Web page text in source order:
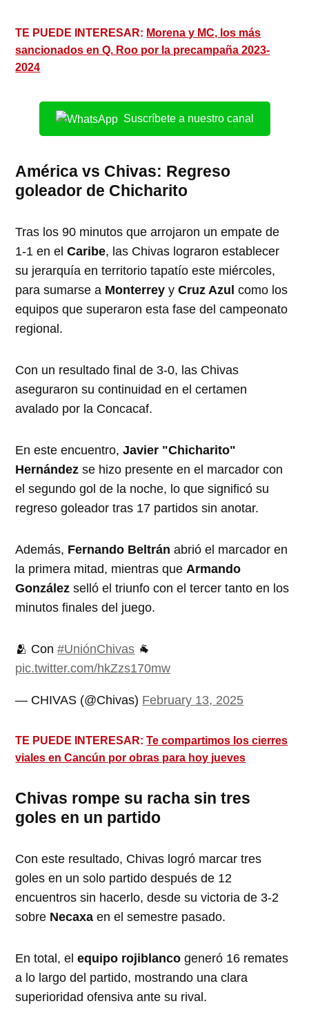
TE PUEDE INTERESAR: Morena y MC, los más
sancionados en Q. Roo por la precampaña 2023-
2024
Suscríbete a nuestro canal
América vs Chivas: Regreso
goleador de Chicharito
Tras los 90 minutos que arrojaron un empate de
1-1 en elCaribe, las Chivas lograron establecer
su jerarquía en territorio tapatío este miércoles,
para sumarse a Monterrey yCruz Azulcomo los
equipos que superaron esta fase del campeonato
regional.
Con un resultado final de 3-0, las Chivas
aseguraron su continuidad en el certamen
avalado por la Concacaf.
En este encuentro,Javier "Chicharito"
Hernández se hizo presente en el marcador con
el segundo gol de la noche, lo que significó su
regreso goleador tras 17 partidos sin anotar.
Además, Fernando Beltrán abrió el marcador en
la primera mitad, mientras queArmando
González selló el triunfo con el tercer tanto en los
minutos finales del juego.
🫂 Con#UniónChivas 🐐
pic.twitter.com/hkZzs170mw
— CHIVAS (@Chivas) February 13, 2025
TE PUEDE INTERESAR:Te compartimos los cierres
viales en Cancún por obras para hoy jueves
Chivas rompe su racha sin tres
goles en un partido
Con este resultado, Chivas logró marcar tres
goles en un solo partido después de 12
encuentros sin hacerlo, desde su victoria de 3-2
sobre Necaxa en el semestre pasado.
En total, elequipo rojiblanco generó 16 remates
a lo largo del partido, mostrando una clara
superioridad ofensiva ante su rival.